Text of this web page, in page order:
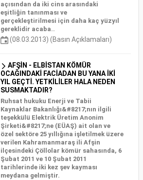
açısından da iki cins arasındaki
eşitliğin tanınması ve
gerçekleştirilmesi için daha kaç yüzyıl
gereklidir acaba..
(08.03.2013) (Basın Açıklamaları)
AFŞİN - ELBİSTAN KÖMÜR
OCAĞINDAKİ FACİADAN BU YANA İKİ
YIL GEÇTİ. YETKİLİLER HALA NEDEN
SUSMAKTADIR?
Ruhsat hukuku Enerji ve Tabii
Kaynaklar Bakanlığı&#8217;nın ilgili
teşekkülü Elektrik Üretim Anonim
Şirketi&#8217;ne (EÜAŞ) ait olan ve
özel sektöre 25 yıllığına işletilmek üzere
verilen Kahramanmaraş ili Afşin
ilçesindeki Çöllolar kömür sahasında, 6
Şubat 2011 ve 10 Şubat 2011
tarihlerinde iki kez şev kayması
meydana gelmiştir.